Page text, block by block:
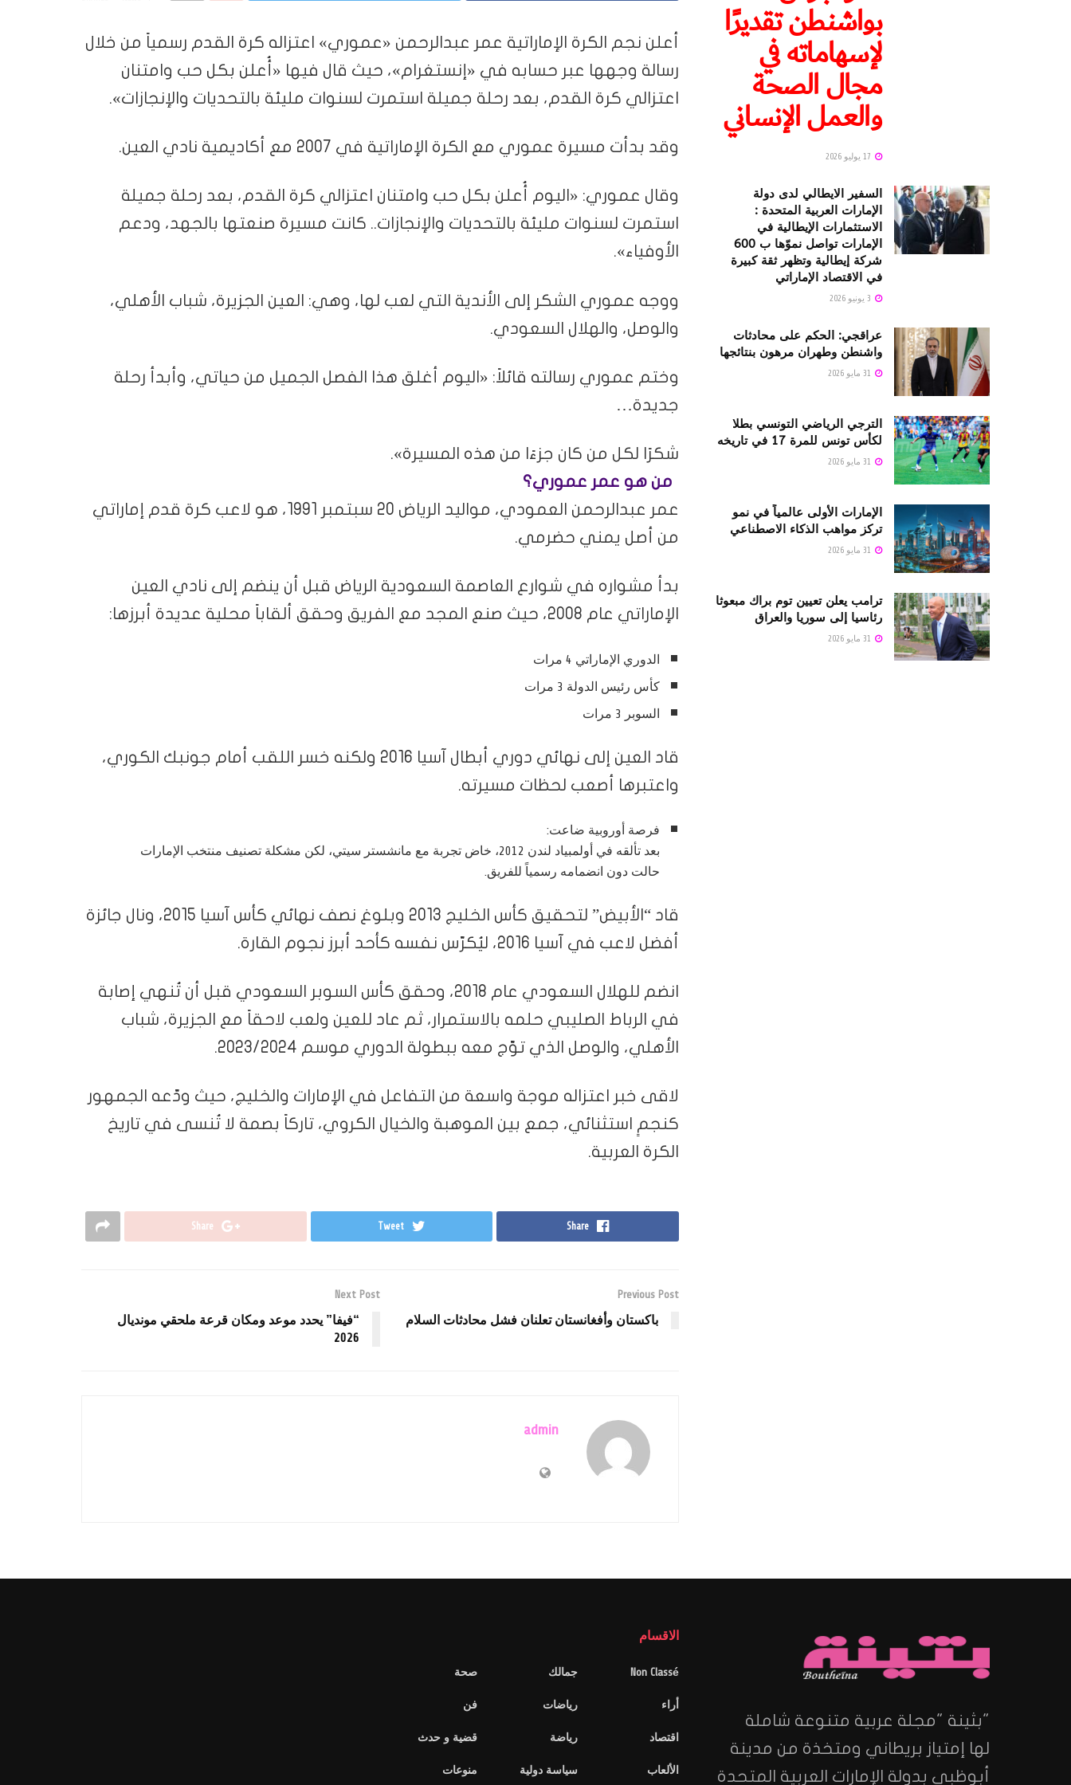
أعلن نجم الكرة الإماراتية عمر عبدالرحمن «عموري» اعتزاله كرة القدم رسمياً من خلال
رسالة وجهها عبر حسابه في «إنستغرام»، حيث قال فيها «أُعلن بكل حب وامتنان
اعتزالي كرة القدم، بعد رحلة جميلة استمرت لسنوات مليئة بالتحديات والإنجازات».
وقد بدأت مسيرة عموري مع الكرة الإماراتية في 2007 مع أكاديمية نادي العين.
وقال عموري: «اليوم أُعلن بكل حب وامتنان اعتزالي كرة القدم، بعد رحلة جميلة
استمرت لسنوات مليئة بالتحديات والإنجازات.. كانت مسيرة صنعتها بالجهد، ودعم
الأوفياء».
ووجه عموري الشكر إلى الأندية التي لعب لها، وهي: العين الجزيرة، شباب الأهلي،
والوصل، والهلال السعودي.
وختم عموري رسالته قائلاً: «اليوم أغلق هذا الفصل الجميل من حياتي، وأبدأ رحلة
جديدة…
شكرًا لكل من كان جزءًا من هذه المسيرة».
من هو عمر عموري؟
عمر عبدالرحمن العمودي، مواليد الرياض 20 سبتمبر 1991، هو لاعب كرة قدم إماراتي
من أصل يمني حضرمي.
بدأ مشواره في شوارع العاصمة السعودية الرياض قبل أن ينضم إلى نادي العين
الإماراتي عام 2008، حيث صنع المجد مع الفريق وحقق ألقاباً محلية عديدة أبرزها:
الدوري الإماراتي 4 مرات
كأس رئيس الدولة 3 مرات
السوبر 3 مرات
قاد العين إلى نهائي دوري أبطال آسيا 2016 ولكنه خسر اللقب أمام جونبك الكوري،
واعتبرها أصعب لحظات مسيرته.
فرصة أوروبية ضاعت:
بعد تألقه في أولمبياد لندن 2012، خاض تجربة مع مانشستر سيتي، لكن مشكلة تصنيف منتخب الإمارات
حالت دون انضمامه رسمياً للفريق.
قاد “الأبيض” لتحقيق كأس الخليج 2013 وبلوغ نصف نهائي كأس آسيا 2015، ونال جائزة
أفضل لاعب في آسيا 2016، ليُكرّس نفسه كأحد أبرز نجوم القارة.
انضم للهلال السعودي عام 2018، وحقق كأس السوبر السعودي قبل أن تُنهي إصابة
في الرباط الصليبي حلمه بالاستمرار، ثم عاد للعين ولعب لاحقاً مع الجزيرة، شباب
الأهلي، والوصل الذي توّج معه ببطولة الدوري موسم 2023/2024.
لاقى خبر اعتزاله موجة واسعة من التفاعل في الإمارات والخليج، حيث ودّعه الجمهور
كنجمٍ استثنائي، جمع بين الموهبة والخيال الكروي، تاركاً بصمة لا تُنسى في تاريخ
الكرة العربية.
Share
Tweet
Share
Previous Post
باكستان وأفغانستان تعلنان فشل محادثات السلام
Next Post
“فيفا” يحدد موعد ومكان قرعة ملحقي مونديال
2026
admin
بواشنطن تقديرًا
لإسهاماته في
مجال الصحة
والعمل الإنساني
السفير الايطالي لدى دولة
الإمارات العربية المتحدة :
الاستثمارات الإيطالية في
الإمارات تواصل نموّها ب 600
شركة إيطالية وتظهر ثقة كبيرة
في الاقتصاد الإماراتي
عراقجي: الحكم على محادثات
واشنطن وطهران مرهون بنتائجها
الترجي الرياضي التونسي بطلا
لكأس تونس للمرة 17 في تاريخه
الإمارات الأولى عالمياً في نمو
تركز مواهب الذكاء الاصطناعي
ترامب يعلن تعيين توم براك مبعوثا
رئاسيا إلى سوريا والعراق
"بثينة "مجلة عربية متنوعة شاملة
لها إمتياز بريطاني ومتخذة من مدينة
أبوظبي بدولة الإمارات العربية المتحدة
الاقسام
Non Classé
أراء
اقتصاد
الألعاب
جمالك
رياضات
رياضة
سياسة دولية
صحة
فن
قضية و حدث
منوعات